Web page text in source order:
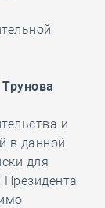
и
в данной
для
Президента